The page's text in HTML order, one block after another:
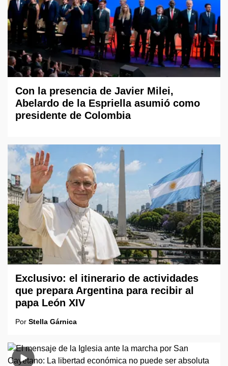
Con la presencia de Javier Milei,
Abelardo de la Espriella asumió como
presidente de Colombia
Exclusivo: el itinerario de actividades
que prepara Argentina para recibir al
papa León XIV
Por Stella Gárnica